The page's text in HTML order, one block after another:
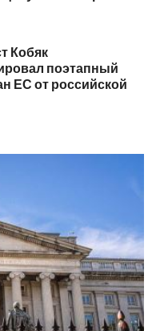
Кобяк
поэтапный
ЕС от российской